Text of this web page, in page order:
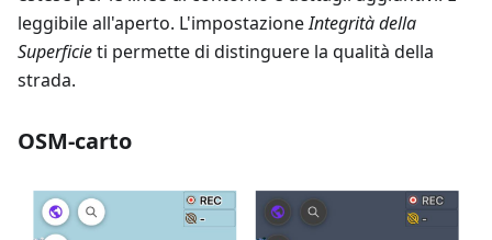
leggibile all'aperto. L'impostazioneIntegrità della
Superficieti permette di distinguere la qualità della
strada.
OSM-carto